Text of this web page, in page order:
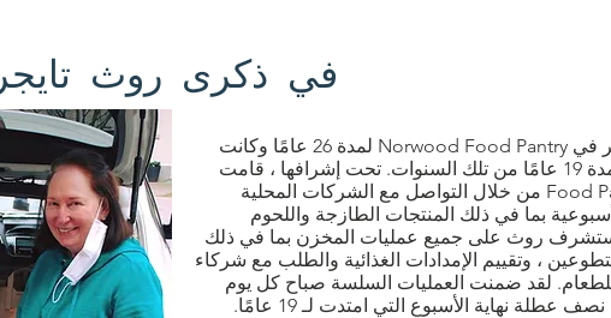
في ذكرى روث تايجر
تطوعت روث تايجر في Norwood Food Pantry لمدة 26 عامًا وكانت
مديرتنا التنفيذية لمدة 19 عامًا من تلك السنوات. تحت إشرافها ، قامت
روث بتوسيع Food Pantry من خلال التواصل مع الشركات المحلية
بما في ذلك المنتجات الطازجة واللحوم
ستشرف روث على جميع عمليات المخزن بما في ذلك
، وتقييم الإمدادات الغذائية والطلب مع شركاء
لقد ضمنت العمليات السلسة صباح كل يوم
نهاية الأسبوع التي امتدت لـ 19 عامًا.